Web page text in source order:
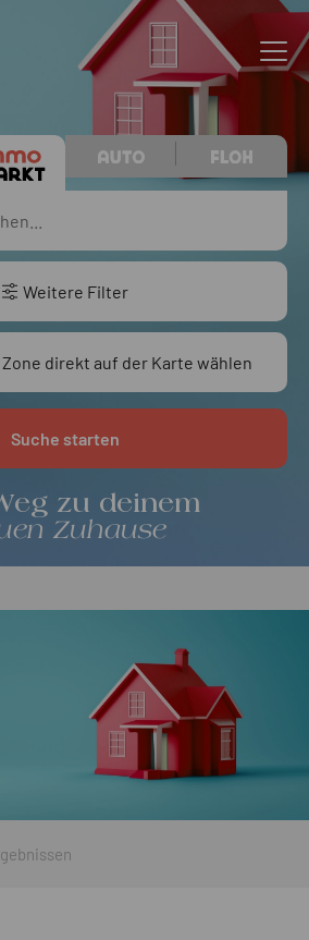
zu deinem
Zuhause
Weitere Filter
Zone direkt auf der Karte wählen
Suche starten